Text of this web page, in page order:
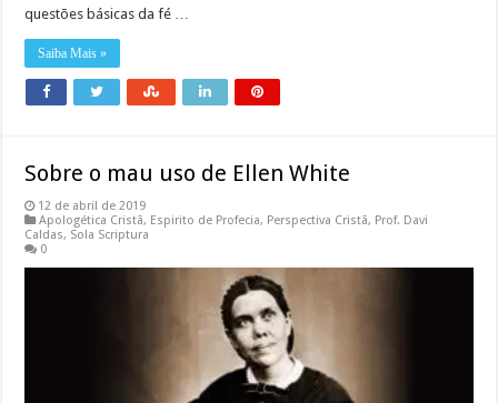
questões básicas da fé …
Saiba Mais »
Sobre o mau uso de Ellen White
12 de abril de 2019
Apologética Cristã, Espirito de Profecia, Perspectiva Cristã, Prof. Davi
Caldas, Sola Scriptura
0